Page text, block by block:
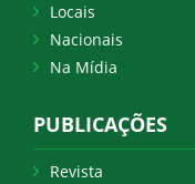
Locais
Nacionais
Na Mídia
PUBLICAÇÕES
Revista